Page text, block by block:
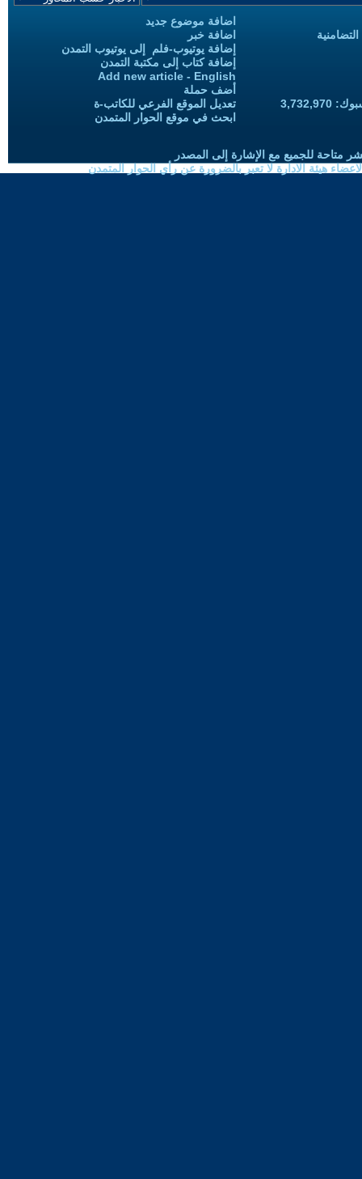
اضافة موضوع جديد
اضافة خبر
إضافة يوتيوب-فلم إلى يوتيوب التمدن
إضافة كتاب إلى مكتبة التمدن
Add new article - English
أضف حملة
تعديل الموقع الفرعي للكاتب-ة
ابحث في موقع الحوار المتمدن
متاحة للجميع مع الإشارة إلى المصدر
هيئة الادارة لا تعبر بالضرورة عن رأي الحوار المتمدن